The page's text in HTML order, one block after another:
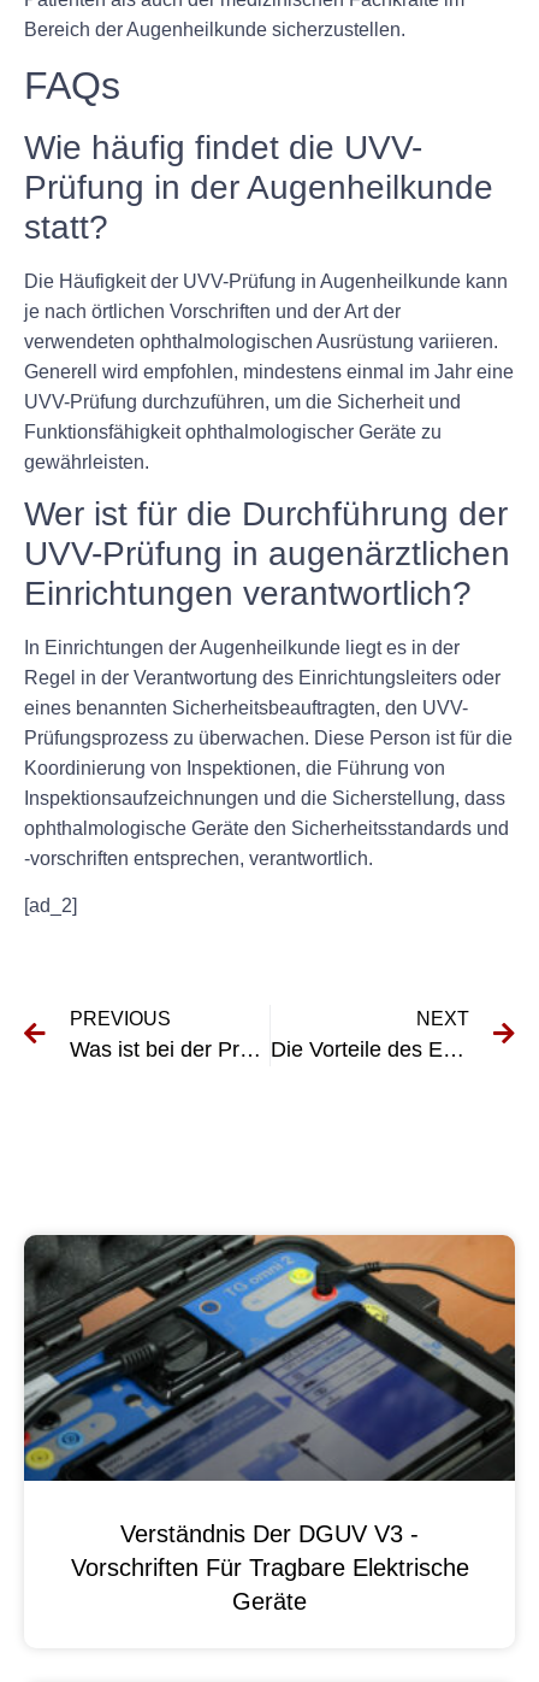
Bereich der Augenheilkunde sicherzustellen.
FAQs
Wie häufig findet die UVV-
Prüfung in der Augenheilkunde
statt?
Die Häufigkeit der UVV-Prüfung in Augenheilkunde kann
je nach örtlichen Vorschriften und der Art der
verwendeten ophthalmologischen Ausrüstung variieren.
Generell wird empfohlen, mindestens einmal im Jahr eine
UVV-Prüfung durchzuführen, um die Sicherheit und
Funktionsfähigkeit ophthalmologischer Geräte zu
gewährleisten.
Wer ist für die Durchführung der
UVV-Prüfung in augenärztlichen
Einrichtungen verantwortlich?
In Einrichtungen der Augenheilkunde liegt es in der
Regel in der Verantwortung des Einrichtungsleiters oder
eines benannten Sicherheitsbeauftragten, den UVV-
Prüfungsprozess zu überwachen. Diese Person ist für die
Koordinierung von Inspektionen, die Führung von
Inspektionsaufzeichnungen und die Sicherstellung, dass
ophthalmologische Geräte den Sicherheitsstandards und
-vorschriften entsprechen, verantwortlich.
[ad_2]
PREVIOUS
Was ist bei der Prüfung elektrischer Geräte passiert? Ein Einblick in den Inspektionsprozess
NEXT
Die Vorteile des E-Checks in der Augenheilkunde: Ein umfassender Leitfaden
Verständnis Der DGUV V3 -
Vorschriften Für Tragbare Elektrische
Geräte